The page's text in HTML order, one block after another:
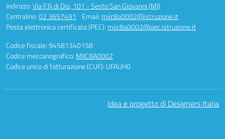
Indirizzo:Via F.lli di Dio, 101 - Sesto San Giovanni (MI)
Centralino:02 3657491 Email: miic8a0002@istruzione.it
Posta elettronica certificata (PEC): miic8a0002@pec.istruzione.it
Codice fiscale: 94581340158
Codice meccanografico: MIIC8A0002
Codice unico di fatturazione (CUF): UFAUH0
Idea e progetto di Designers Italia